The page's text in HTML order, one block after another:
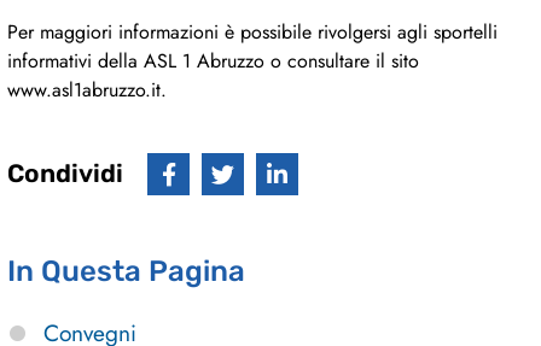
Per maggiori informazioni è possibile rivolgersi agli sportelli
informativi della ASL 1 Abruzzo o consultare il sito
www.asl1abruzzo.it.
Condividi
In Questa Pagina
Convegni